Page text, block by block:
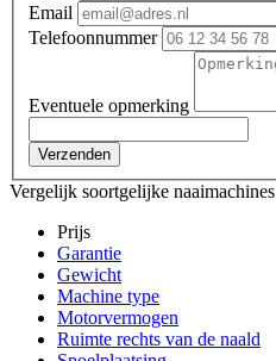
Email
Telefoonnummer
Eventuele opmerking
Verzenden
Vergelijk soortgelijke naaimachines
Prijs
Garantie
Gewicht
Machine type
Motorvermogen
Ruimte rechts van de naald